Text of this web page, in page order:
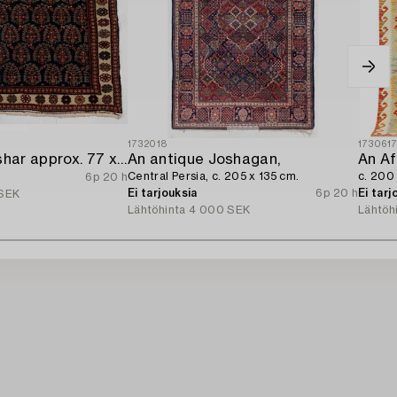
Rug/Pillow. Afshar approx. 77 x 66 cm.
6p 20 h
1732018
An antique Joshagan,
Central Persia, c. 205 x 135 cm.
Ei tarjouksia
6p 20 h
Lähtöhinta 4 000 SEK
An
c. 200
Ei